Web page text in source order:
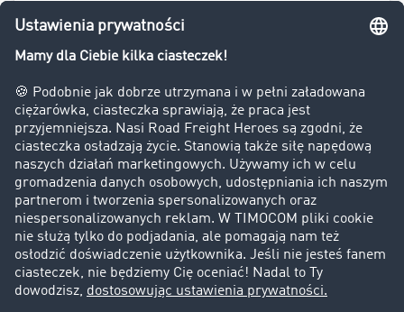
Dawid Ruciński, logistyk - spedytor
TIMOCOM ID 29441